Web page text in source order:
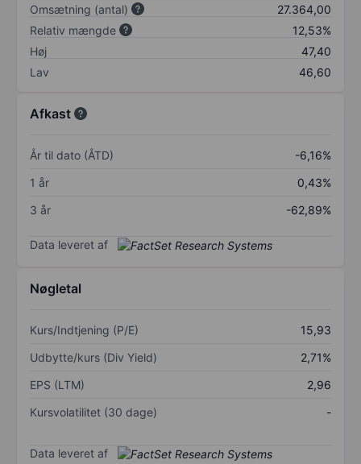
Omsætning (antal)
27.364,00
Relativ mængde
12,53%
Høj
47,40
Lav
46,60
Afkast
År til dato (ÅTD)
-6,16%
1 år
0,43%
3 år
-62,89%
Data leveret af
Nøgletal
Kurs/Indtjening (P/E)
15,93
Udbytte/kurs (Div Yield)
2,71%
EPS (LTM)
2,96
Kursvolatilitet (30 dage)
-
Data leveret af